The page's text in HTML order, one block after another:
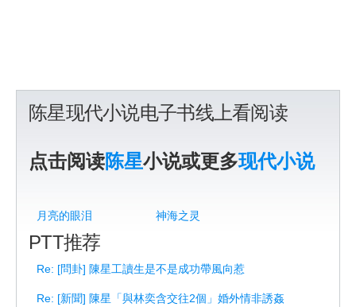
陈星现代小说电子书线上看阅读
点击阅读陈星小说或更多现代小说
月亮的眼泪 神海之灵
PTT推荐
Re: [問卦] 陳星工讀生是不是成功帶風向惹
Re: [新聞] 陳星「與林奕含交往2個」婚外情非誘姦